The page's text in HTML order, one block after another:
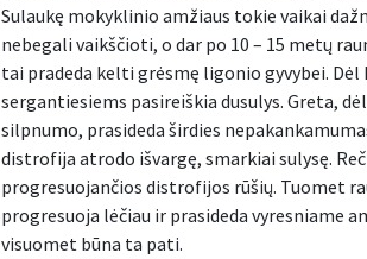
Sulaukę mokyklinio amžiaus tokie vaikai
nebegali vaikščioti, o dar po 10 – 15 metų
tai pradeda kelti grėsmę ligonio gyvybei.
sergantiesiems pasireiškia dusulys. Greta,
silpnumo, prasideda širdies
distrofija atrodo išvargę, smarkiai sulysę.
progresuojančios distrofijos rūšių. Tuomet
progresuoja lėčiau ir prasideda vyresniame
visuomet būna ta pati.